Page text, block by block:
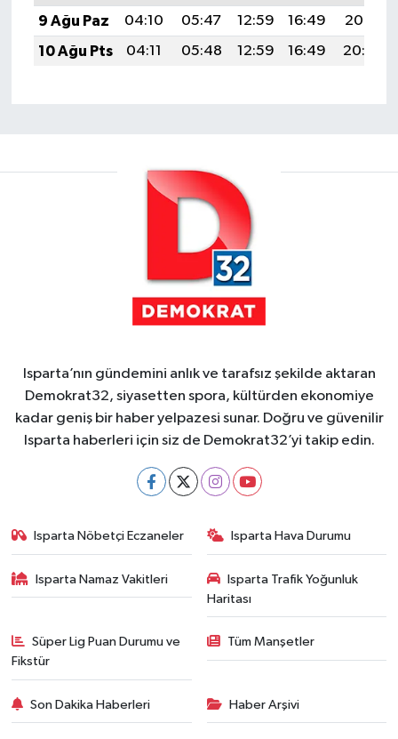
9 Ağu Paz
04:10 05:47 12:59 16:49
20:01
10 Ağu Pts
04:11 05:48 12:59 16:49 20:00
Isparta’nın gündemini anlık ve tarafsız şekilde aktaran
Demokrat32, siyasetten spora, kültürden ekonomiye
kadar geniş bir haber yelpazesi sunar. Doğru ve güvenilir
Isparta haberleri için siz de Demokrat32’yi takip edin.
Isparta Nöbetçi Eczaneler Isparta Hava Durumu
Isparta Namaz Vakitleri
Isparta Trafik Yoğunluk
Haritası
Süper Lig Puan Durumu ve
Fikstür
Tüm Manşetler
Son Dakika Haberleri Haber Arşivi